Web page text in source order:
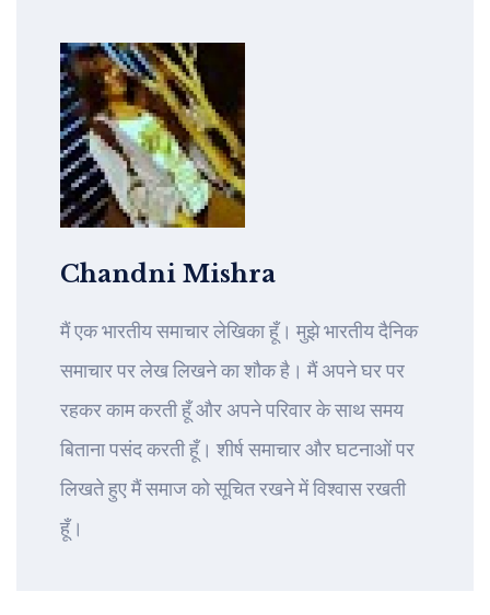
Chandni Mishra
मैं एक भारतीय समाचार लेखिका हूँ। मुझे भारतीय दैनिक
समाचार पर लेख लिखने का शौक है। मैं अपने घर पर
रहकर काम करती हूँ और अपने परिवार के साथ समय
बिताना पसंद करती हूँ। शीर्ष समाचार और घटनाओं पर
लिखते हुए मैं समाज को सूचित रखने में विश्वास रखती
हूँ।